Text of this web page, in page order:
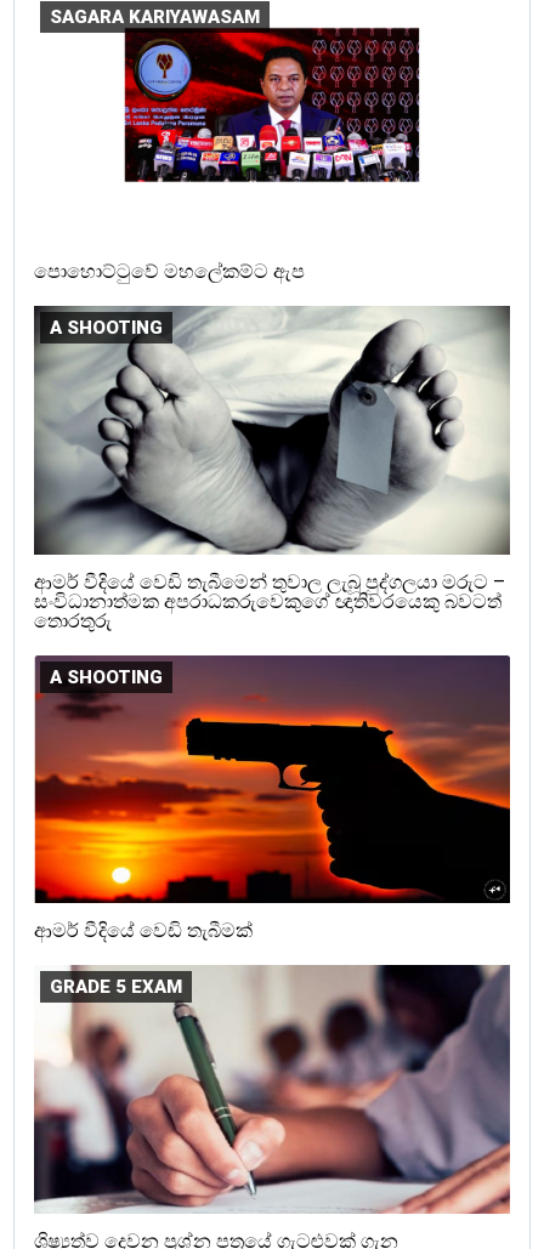
SAGARA KARIYAWASAM
පොහොට්ටුවේ මහලේකම්ට ඇප
A SHOOTING
ආමර් වීදියේ වෙඩි තැබීමෙන් තුවාල ලැබූ පුද්ගලයා මරුට –
සංවිධානාත්මක අපරාධකරුවෙකුගේ ඥාතිවරයෙකු බවටත්
තොරතුරු
A SHOOTING
ආමර් වීදියේ වෙඩි තැබීමක්
GRADE 5 EXAM
ශිෂ්‍යත්ව දෙවන ප්‍රශ්න පත්‍රයේ ගැටළුවක් ගැන